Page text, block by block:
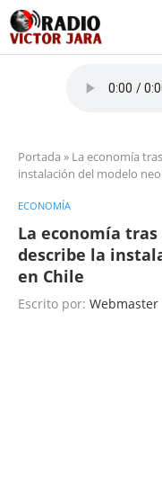
Portada » La economía
instalación del modelo
ECONOMÍA
La economía
describe la
en Chile
Escrito por: Webmaster